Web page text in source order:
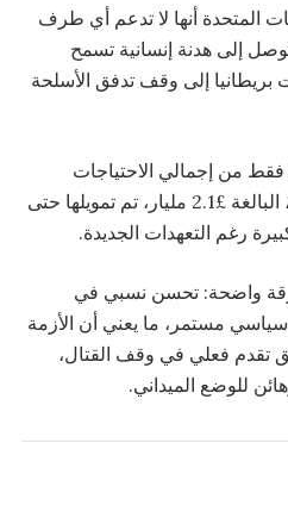
المتحدة أنها لا تدعم أي طرف
إلى هدنة إنسانية تسمح
إلى وقف تدفق الأسلحة
التقديرات إلى أن 16% فقط من إجمالي الاحتياجات
الإنسانية للسودان لعام 2026، البالغة £2.1 مليار، تم تمويلها حتى
رغم التعهدات الجديدة.
واضحة: تحسن نسبي في
سياسي مستمر، ما يعني أن الأزمة
تقدم فعلي في وقف القتال،
للوضع الميداني.